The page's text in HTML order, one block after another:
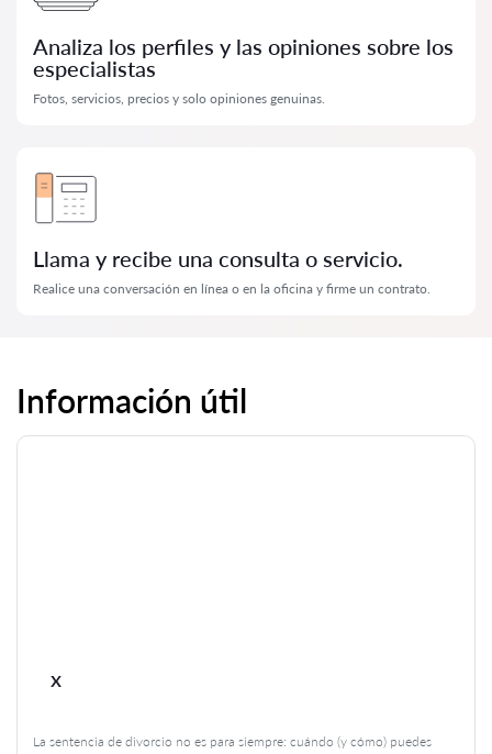
Analiza los perfiles y las opiniones sobre los
especialistas
Fotos, servicios, precios y solo opiniones genuinas.
Llama y recibe una consulta o servicio.
Realice una conversación en línea o en la oficina y firme un contrato.
Información útil
x
La sentencia de divorcio no es para siempre: cuándo (y cómo) puedes